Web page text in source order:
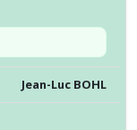
Jean-Luc BOHL